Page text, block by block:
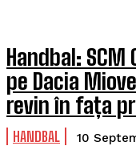
Handbal:
pe Dacia
revin în fața
HANDBAL 10